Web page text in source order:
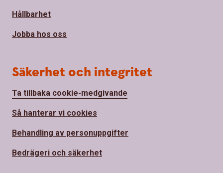
Hållbarhet
Jobba hos oss
Säkerhet och integritet
Ta tillbaka cookie-medgivande
Så hanterar vi cookies
Behandling av personuppgifter
Bedrägeri och säkerhet